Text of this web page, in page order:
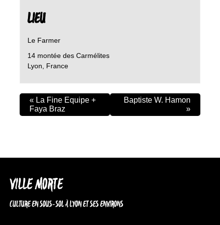
LIEU
Le Farmer
14 montée des Carmélites
Lyon
France
« La Fine Equipe +
Faya Braz
Baptiste W. Hamon
»
VILLE MORTE
CULTURE EN SOUS-SOL À LYON ET SES ENVIRONS